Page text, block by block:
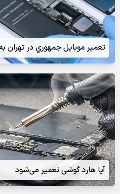
تعمير موبايل جمهوري در
آیا هارد گوشی تعمیر می‌شود